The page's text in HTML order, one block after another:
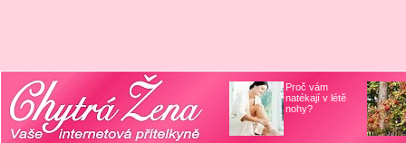
Proč vám
natékají v létě
nohy?